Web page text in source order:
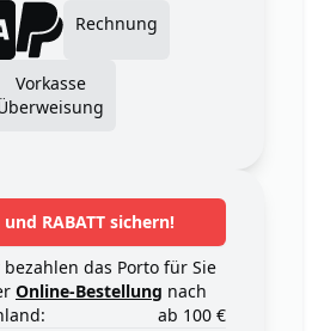
Rechnung
Vorkasse
RABATT sichern!
das Porto für Sie
Online-Bestellung nach
ab 100 €